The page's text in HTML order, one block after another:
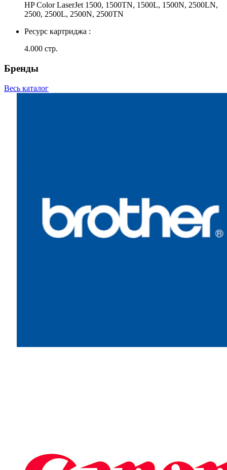
HP Color LaserJet 1500, 1500TN, 1500L, 1500N, 2500LN,
2500, 2500L, 2500N, 2500TN
Ресурс картриджа :
4.000 стр.
Бренды
Весь каталог